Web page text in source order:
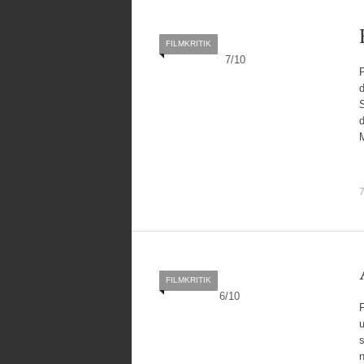
7/10
FILMKRITIK
6/10
FILMKRITIK